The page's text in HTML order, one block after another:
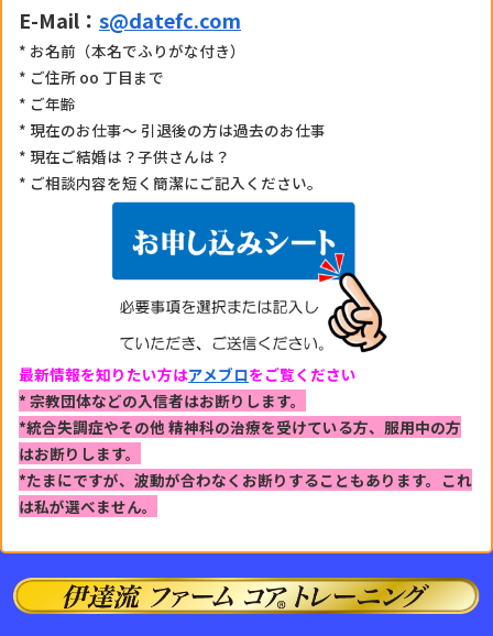
E-Mail： s@datefc.com
* お名前（本名でふりがな付き）
* ご住所 oo 丁目まで
* ご年齢
* 現在のお仕事〜 引退後の方は過去のお仕事
* 現在ご結婚は？子供さんは？
* ご相談内容を短く簡潔にご記入ください。
最新情報を知りたい方はアメブロをご覧ください
* 宗教団体などの入信者はお断りします。
*統合失調症やその他 精神科の治療を受けている方、 服用中の方
はお断りします。
*たまにですが、波動が合わなくお断りすることもあります。 これ
は私が選べません。